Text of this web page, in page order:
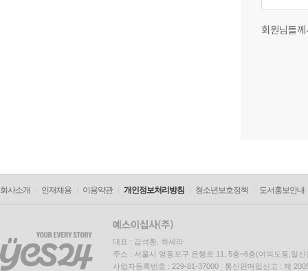
회원님들
회사소개 인재채용 이용약관 개인정보처리방침 청소년보호정책 도서홍보안내
대표 : 김석환, 최세라
주소 : 서울시 영등포구 은행로 11, 5층~6층(여의도동,일신
사업자등록번호 : 229-81-37000 통신판매업신고 : 제